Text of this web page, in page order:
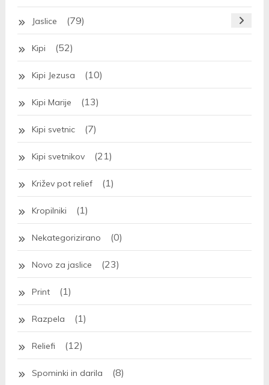
Jaslice (79)
Kipi (52)
Kipi Jezusa (10)
Kipi Marije (13)
Kipi svetnic (7)
Kipi svetnikov (21)
Križev pot relief (1)
Kropilniki (1)
Nekategorizirano (0)
Novo za jaslice (23)
Print (1)
Razpela (1)
Reliefi (12)
Spominki in darila (8)